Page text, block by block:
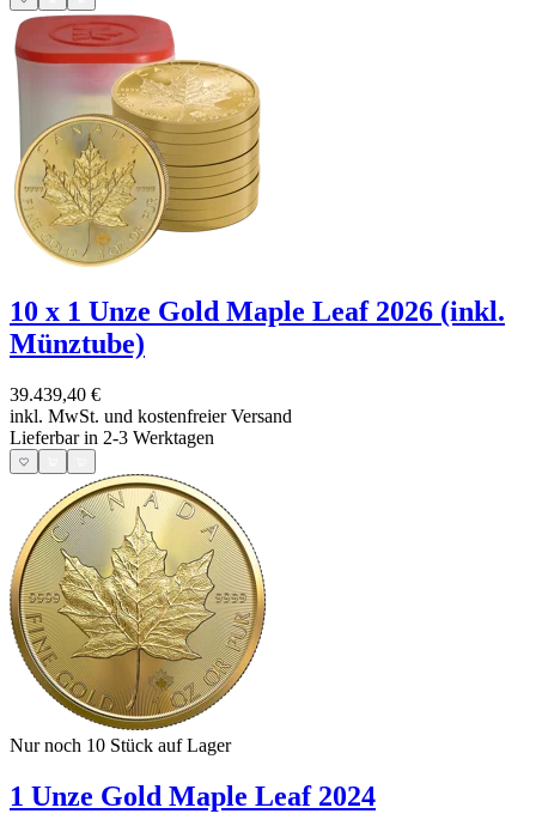
10 x 1 Unze Gold Maple Leaf 2026 (inkl.
Münztube)
39.439,40 €
inkl. MwSt. und kostenfreier Versand
Lieferbar in 2-3 Werktagen
Nur noch 10 Stück auf Lager
1 Unze Gold Maple Leaf 2024